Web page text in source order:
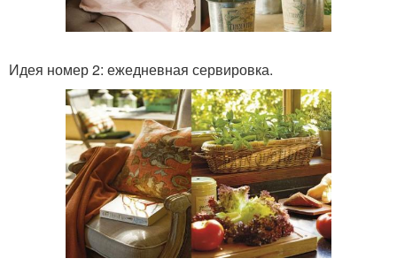
Идея номер 2: ежедневная сервировка.